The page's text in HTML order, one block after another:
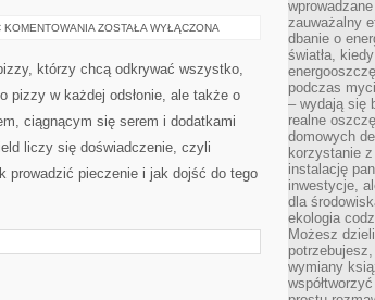
KOMENTOWANIA PORADY
ZOSTAŁA WYŁĄCZONA
którzy chcą odkrywać wszystko,
pizzy w każdej odsłonie, ale także o
ciągnącym się serem i dodatkami
liczy się doświadczenie, czyli
prowadzić pieczenie i jak dojść do tego
zauważalny
dbanie o
światła,
podczas
– wydają się
realne
domowych
korzystanie
instalację
inwestycje,
dla
ekologia
Możesz
wymiany